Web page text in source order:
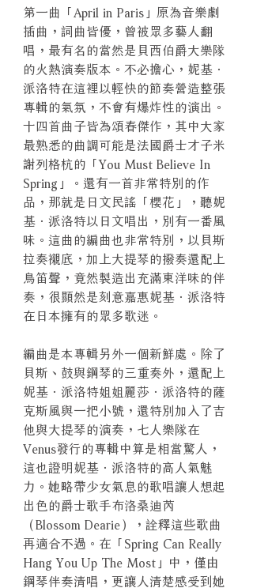
第一曲「April in Paris」原為音樂劇
插曲，詞曲皆優，曾被眾多藝人翻
唱，最有名的當然是貝西伯爵大樂隊
的火熱演奏版本。不必擔心，妮基．
派洛特在這裡以輕快的節奏營造整張
專輯的氣氛，不會有爆炸性的演出。
十四首曲子皆為頌春傑作，其中大家
最熟悉的曲調可能是法國爵士才子米
謝列格杭的「You Must Believe In
Spring」。還有一首非常特別的作
品，那就是日文民謠「櫻花」，聽妮
基．派洛特以日文唱出，別有一番風
味。這曲的編曲也非常特別，以貝斯
拉奏襯底，加上大提琴的撥奏還配上
鳥笛聲，竟然製造出充滿東洋味的伴
奏，很顯然是刻意嘉惠妮基．派洛特
在日本擁有的眾多歌迷。
編曲是本專輯另外一個新鮮處。除了
貝斯、鼓與鋼琴的三重奏外，還配上
妮基．派洛特姐姐麗莎．派洛特的薩
克斯風與一把小號，還特別加入了吉
他與大提琴的演奏，七人樂隊在
Venus發行的專輯中算是相當驚人，
這也證明妮基．派洛特的高人氣魅
力。她略帶少女氣息的歌唱讓人想起
出色的爵士歌手布洛桑迪芮
（Blossom Dearie），詮釋這些歌曲
再適合不過。在「Spring Can Really
Hang You Up The Most」中，僅由
鋼琴伴奏清唱，更讓人清楚感受到她